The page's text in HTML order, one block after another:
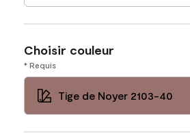
Choisir couleur
* Requis
Tige de Noyer 2103-40